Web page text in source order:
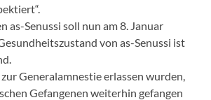
as-Senussi soll nun am 8. Januar
von as-Senussi ist
Generalamnestie erlassen wurden,
Gefangenen weiterhin gefangen